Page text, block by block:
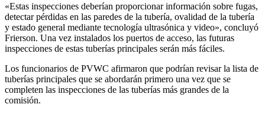
«Estas inspecciones deberían proporcionar información sobre fugas,
detectar pérdidas en las paredes de la tubería, ovalidad de la tubería
y estado general mediante tecnología ultrasónica y video», concluyó
Frierson. Una vez instalados los puertos de acceso, las futuras
inspecciones de estas tuberías principales serán más fáciles.
Los funcionarios de PVWC afirmaron que podrían revisar la lista de
tuberías principales que se abordarán primero una vez que se
completen las inspecciones de las tuberías más grandes de la
comisión.